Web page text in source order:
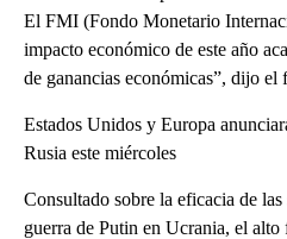
El FMI (Fondo Monetario
impacto económico de este año
de ganancias económicas”, dijo el
Estados Unidos y Europa
Rusia este miércoles
Consultado sobre la eficacia de
guerra de Putin en Ucrania, el